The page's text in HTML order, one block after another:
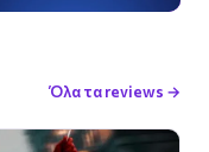
Όλα τα reviews →